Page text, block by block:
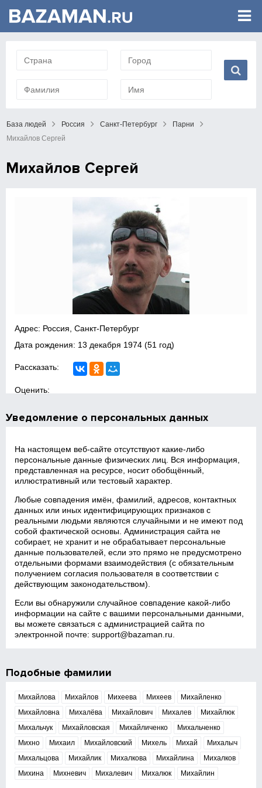
База людей Россия Санкт-Петербург
Парни
Михайлов Сергей
Михайлов Сергей
Адрес: Россия, Санкт-Петербург
Дата рождения: 13 декабря 1974 (51 год)
Рассказать:
Оценить:
Уведомление о персональных данных
На настоящем веб‑сайте отсутствуют какие‑либо
персональные данные физических лиц. Вся информация,
представленная на ресурсе, носит обобщённый,
иллюстративный или тестовый характер.
Любые совпадения имён, фамилий, адресов, контактных
данных или иных идентифицирующих признаков с
реальными людьми являются случайными и не имеют под
собой фактической основы. Администрация сайта не
собирает, не хранит и не обрабатывает персональные
данные пользователей, если это прямо не предусмотрено
отдельными формами взаимодействия (с обязательным
получением согласия пользователя в соответствии с
действующим законодательством).
Если вы обнаружили случайное совпадение какой‑либо
информации на сайте с вашими персональными данными,
вы можете связаться с администрацией сайта по
электронной почте:support@bazaman.ru
Подобные фамилии
Михайлова Михайлов Михеева Михеев
Михайленко
Михайловна
Михалёва Михайлович Михалев
Михайлюк
Михальчук
Михайловская Михайличенко
Михальченко
Михно
Михаил Михайловский Михель Михай
Михалыч
Михальцова
Михайлик Михалкова Михайлина
Михалков
Михина
Михневич Михалевич Михалюк Михайлин